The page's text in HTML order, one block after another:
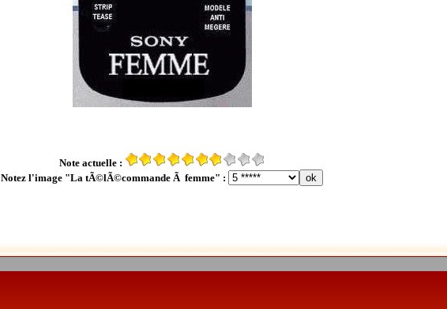
Note actuelle :
Notez l'image "La tÃ©lÃ©commande Ã femme" :